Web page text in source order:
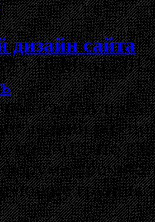
сайта
:18 Март
с
раз
что это
группы